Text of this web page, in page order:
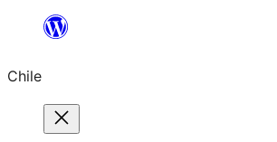
Saltar
contenido
Chile